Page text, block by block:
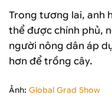
Trong tương lai, anh
thể được chính phủ,
người nông dân áp
hơn để trồng cây.
Ảnh: Global Grad Show